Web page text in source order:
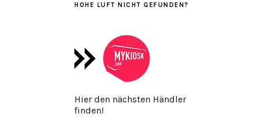
HOHE LUFT NICHT GEFUNDEN?
Hier den nächsten Händler
finden!